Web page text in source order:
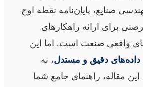
صنایع، پایان‌نامه نقطه اوج
برای ارائه راهکارهای
واقعی صنعت است. اما این
داده‌های دقیق و مستدل، به
مقاله، راهنمای جامع شما